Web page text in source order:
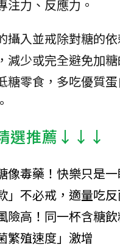
注力、反應力。
攝入並戒除對糖的
減少或完全避免加
糖零食，多吃優質
選推薦↓↓↓
像毒藥！快樂只是
」不必戒，適量吃
險高！同一杯含糖
繁殖速度」激增